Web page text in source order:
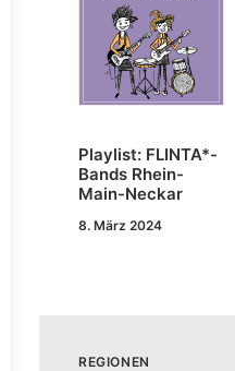
Playlist: FLINTA*-
Bands Rhein-
Main-Neckar
8. März 2024
REGIONEN